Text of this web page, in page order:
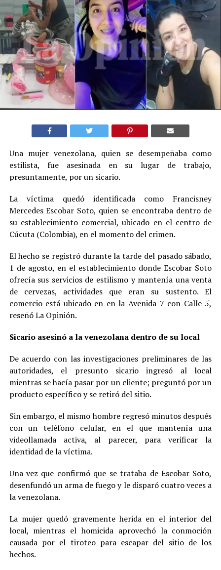
Una mujer venezolana, quien se desempeñaba como
estilista, fue asesinada en su lugar de trabajo,
presuntamente, por un sicario.
La víctima quedó identificada como Francisney
Mercedes Escobar Soto, quien se encontraba dentro de
su establecimiento comercial, ubicado en el centro de
Cúcuta (Colombia), en el momento del crimen.
El hecho se registró durante la tarde del pasado sábado,
1 de agosto, en el establecimiento donde Escobar Soto
ofrecía sus servicios de estilismo y mantenía una venta
de cervezas, actividades que eran su sustento. El
comercio está ubicado en en la Avenida 7 con Calle 5,
reseñó La Opinión.
Sicario asesinó a la venezolana dentro de su local
De acuerdo con las investigaciones preliminares de las
autoridades, el presunto sicario ingresó al local
mientras se hacía pasar por un cliente; preguntó por un
producto específico y se retiró del sitio.
Sin embargo, el mismo hombre regresó minutos después
con un teléfono celular, en el que mantenía una
videollamada activa, al parecer, para verificar la
identidad de la víctima.
Una vez que confirmó que se trataba de Escobar Soto,
desenfundó un arma de fuego y le disparó cuatro veces a
la venezolana.
La mujer quedó gravemente herida en el interior del
local, mientras el homicida aprovechó la conmoción
causada por el tiroteo para escapar del sitio de los
hechos.